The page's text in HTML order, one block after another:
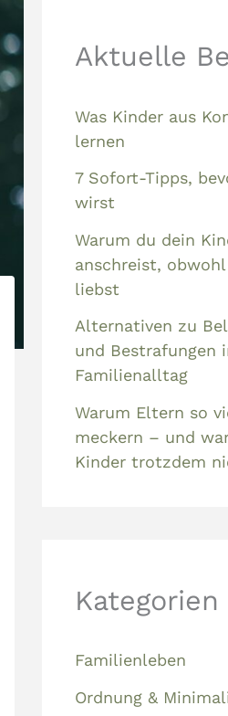
Aktuelle
Was Kinder aus
lernen
7 Sofort-Tipps,
wirst
Warum du dein
anschreist,
liebst
Alternativen zu
und Bestrafungen
Familienalltag
Warum Eltern so
meckern – und
Kinder trotzdem
Kategorien
Familienleben
Ordnung &